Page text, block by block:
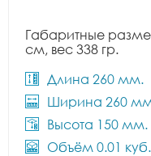
Габаритные
см, вес 338 гр.
Длина 260 мм.
Ширина 260
Высота 150 мм.
Объём 0.01